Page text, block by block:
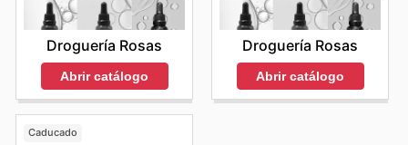
Droguería Rosas
Abrir catálogo
Droguería Rosas
Abrir catálogo
Caducado